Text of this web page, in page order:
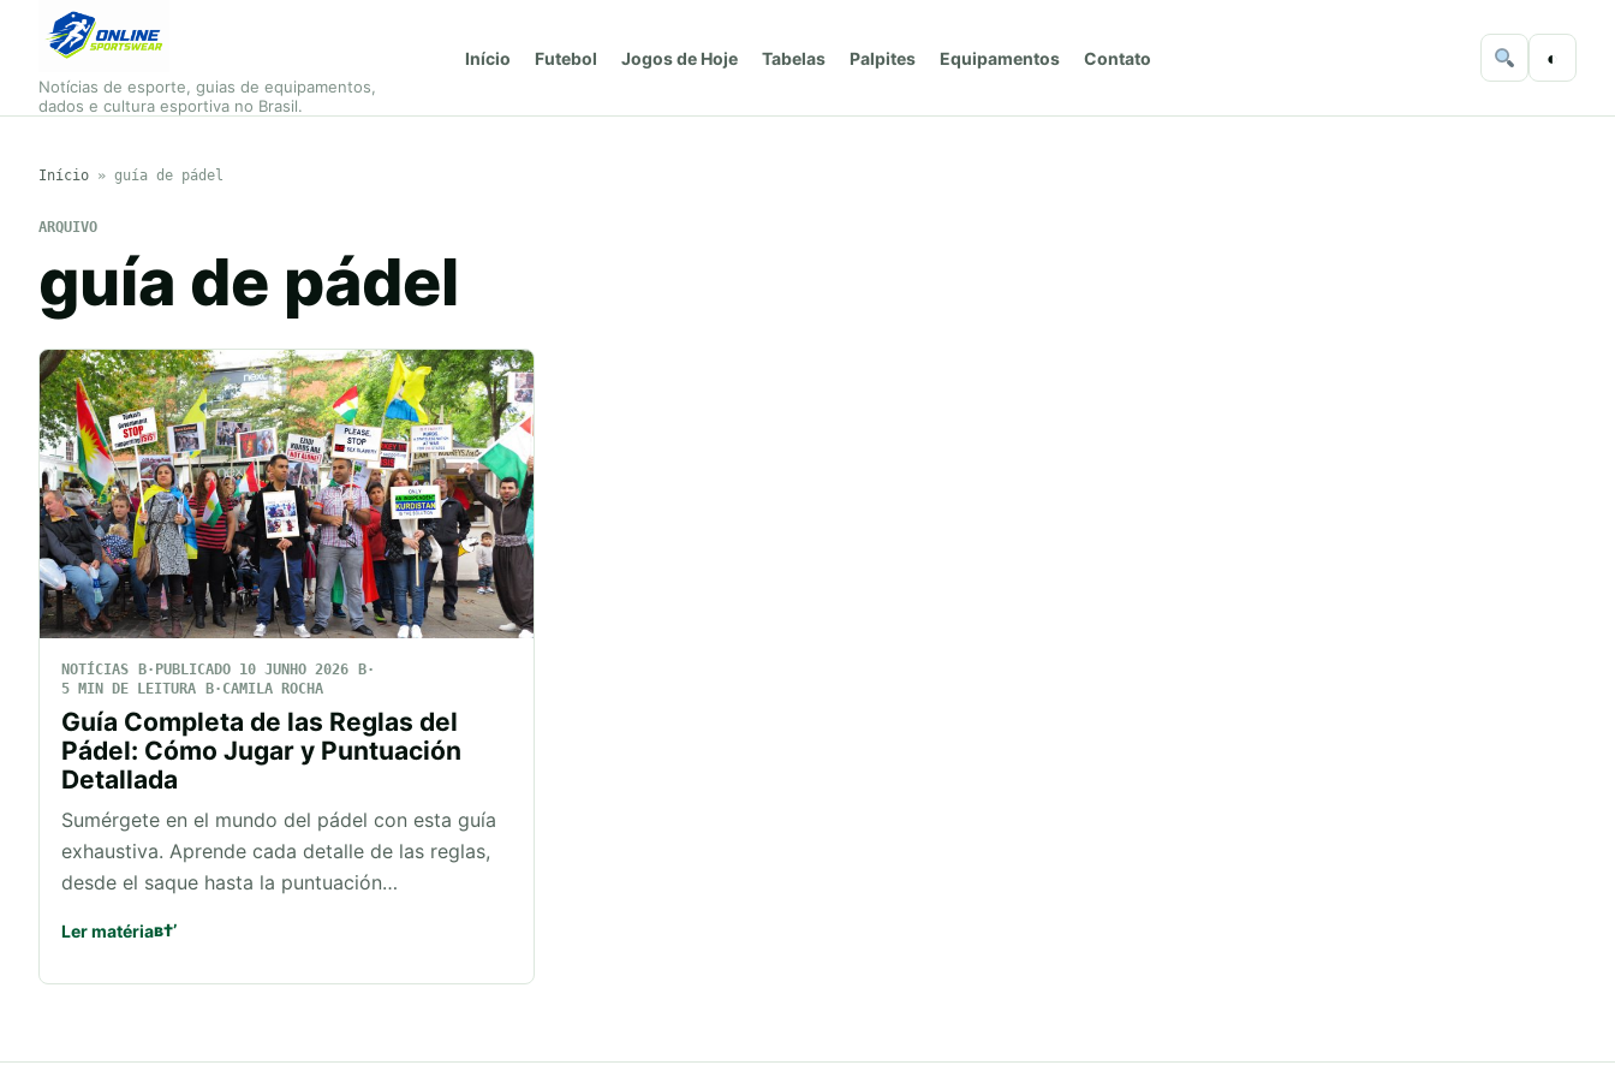
Notícias de esporte, guias de equipamentos,
dados e cultura esportiva no Brasil.
Início Futebol Jogos de Hoje Tabelas Palpites Equipamentos Contato ◐
Início » guía de pádel
ARQUIVO
guía de pádel
NOTÍCIAS
PUBLICADO 10 JUNHO 2026
5 MIN DE LEITURA
CAMILA ROCHA
Guía Completa de las Reglas del
Pádel: Cómo Jugar y Puntuación
Detallada
Sumérgete en el mundo del pádel con esta guía
exhaustiva. Aprende cada detalle de las reglas,
desde el saque hasta la puntuación…
Ler matéria